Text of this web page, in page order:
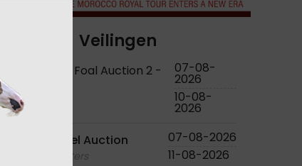
Veilingen
KWPN Online Foal Auction 2 -
07-08-
2026
10-08-
2026
Bjorn Nagel Auction
foals - youngsters
07-08-2026
11-08-2026